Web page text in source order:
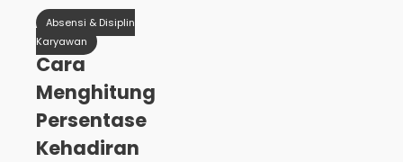
Absensi & Disiplin
Karyawan
Cara
Menghitung
Persentase
Kehadiran